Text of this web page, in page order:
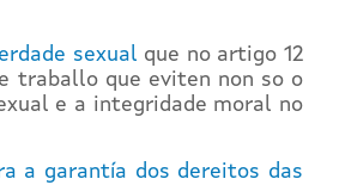
sexual que no artigo 12
traballo que eviten non so o
e a integridade moral no
a garantía dos dereitos das